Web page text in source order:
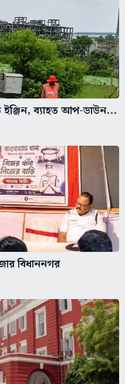
ইঞ্জিন, ব্যাহত আপ-ডাউন...
বিধাননগর